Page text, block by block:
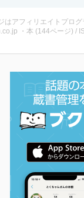
はアフィリエイトプロ
・本 (144ページ) /